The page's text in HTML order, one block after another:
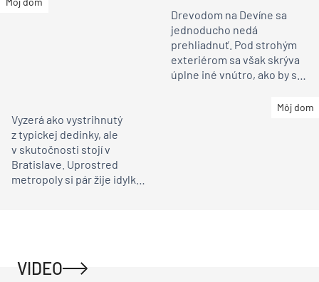
exteriérom sa však skrýva
úplne iné vnútro, ako by ste
čakali
Môj dom
metropoly si pár žije idylku
ako na vidieku